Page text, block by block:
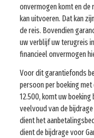
onvermogen komt en de
kan uitvoeren. Dat kan
de reis. Bovendien
uw verblijf uw terugreis
financieel onvermogen
Voor dit garantiefonds
persoon per boeking
12.500, komt uw
veelvoud van de bijdrage
dient het
dient de bijdrage voor